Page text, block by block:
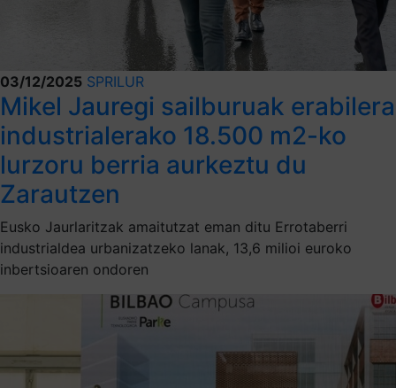
03/12/2025 SPRILUR
Mikel Jauregi sailburuak erabilera
industrialerako 18.500 m2-ko
lurzoru berria aurkeztu du
Zarautzen
Eusko Jaurlaritzak amaitutzat eman ditu Errotaberri
industrialdea urbanizatzeko lanak, 13,6 milioi euroko
inbertsioaren ondoren